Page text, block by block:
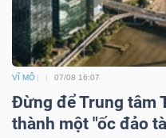
VĨ MÔ 07/08 16:07
Đừng để Trung tâm
thành một "ốc đảo